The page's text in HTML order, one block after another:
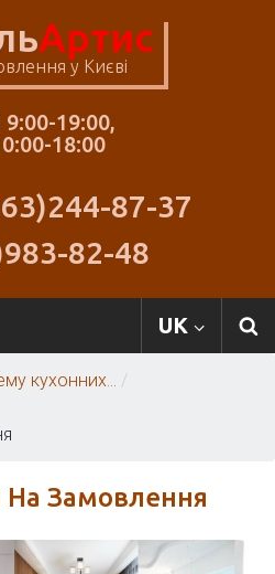
Артис
у Києві
19:00,
18:00
87-37
82-48
UK
кухонних... /
На Замовлення